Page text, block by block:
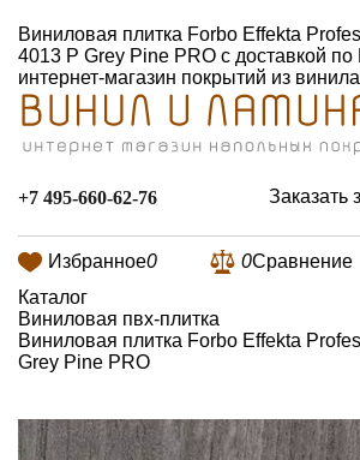
Виниловая плитка Forbo Effekta
4013 P Grey Pine PRO с доставкой по
интернет-магазин покрытий из винила
+7 495-660-62-76 Заказать
Избранное0 0Сравнение
Каталог
Виниловая пвх-плитка
Виниловая плитка Forbo Effekta
Grey Pine PRO